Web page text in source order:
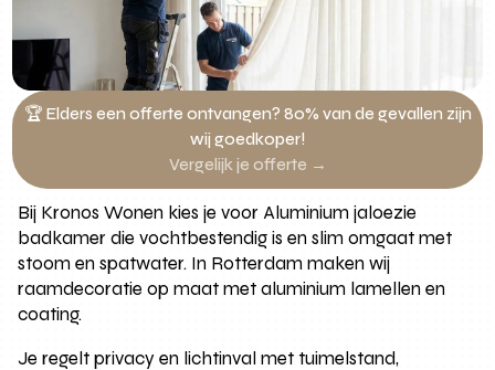
🏆 Elders een offerte ontvangen? 80% van de gevallen zijn
wij goedkoper!
Vergelijk je offerte →
Bij Kronos Wonen kies je voor Aluminium jaloezie
badkamer die vochtbestendig is en slim omgaat met
stoom en spatwater. In Rotterdam maken wij
raamdecoratie op maat met aluminium lamellen en
coating.
Je regelt privacy en lichtinval met tuimelstand,